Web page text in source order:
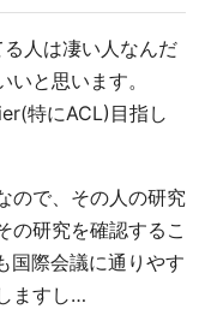
人は凄い人なんだ
と思います。
特にACL)目指し
ので、その人の研究
の研究を確認するこ
国際会議に通りやす
ますし…